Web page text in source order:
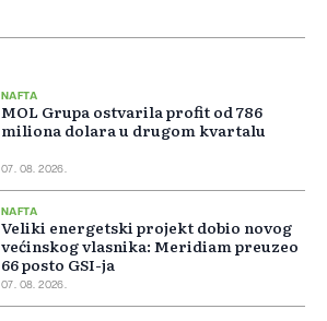
NAFTA
MOL Grupa ostvarila profit od 786
miliona dolara u drugom kvartalu
07. 08. 2026.
NAFTA
Veliki energetski projekt dobio novog
većinskog vlasnika: Meridiam preuzeo
66 posto GSI-ja
07. 08. 2026.